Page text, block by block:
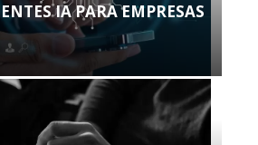
IA PARA EMPRESAS